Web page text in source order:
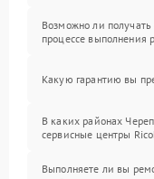
Возможно ли получать
процессе выполнения
Какую гарантию вы
В каких районах
сервисные центры
Выполняете ли вы